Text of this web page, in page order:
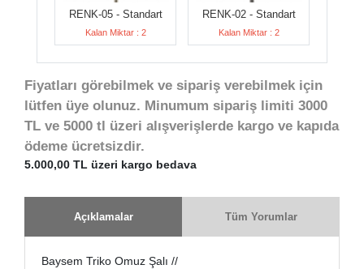
RENK-05 - Standart
Kalan Miktar : 2
RENK-02 - Standart
Kalan Miktar : 2
Fiyatları görebilmek ve sipariş verebilmek için
lütfen üye olunuz. Minumum sipariş limiti 3000
TL ve 5000 tl üzeri alışverişlerde kargo ve kapıda
ödeme ücretsizdir.
5.000,00 TL üzeri kargo bedava
Açıklamalar Tüm Yorumlar
Baysem Triko Omuz Şalı //